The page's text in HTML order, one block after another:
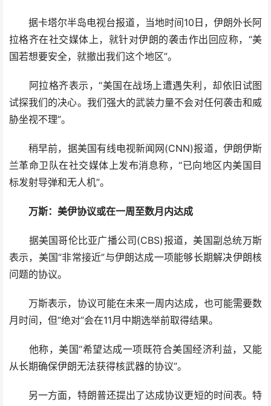
据卡塔尔半岛电视台报道，当地时间10日，伊朗外长阿
拉格齐在社交媒体上，就针对伊朗的袭击作出回应称，“美
国若想要安全，就撤出我们这个地区”。
阿拉格齐表示，“美国在战场上遭遇失利，却依旧试图
试探我们的决心。我们强大的武装力量不会对任何袭击和威
胁坐视不理”。
稍早前，据美国有线电视新闻网(CNN)报道，伊朗伊斯
兰革命卫队在社交媒体上发布消息称，“已向地区内美国目
标发射导弹和无人机”。
万斯：美伊协议或在一周至数月内达成
据美国哥伦比亚广播公司(CBS)报道，美国副总统万斯
表示，美国“非常接近”与伊朗达成一项能够长期解决伊朗核
问题的协议。
万斯表示，协议可能在未来一周内达成，也可能需要数
月时间，但“绝对”会在11月中期选举前取得结果。
他称，美国“希望达成一项既符合美国经济利益，又能
从长期确保伊朗无法获得核武器的协议”。
另一方面，特朗普还提出了达成协议更短的时间表。特